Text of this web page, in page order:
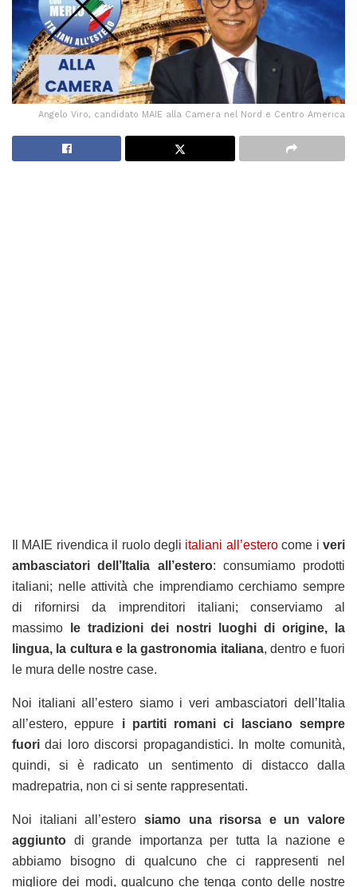
Angelo Viro, candidato MAIE alla Camera nel Nord e Centro America
Il MAIE rivendica il ruolo degli italiani all’esterocome iveri
ambasciatori dell’Italia all’estero: consumiamo prodotti
italiani; nelle attività che imprendiamo cerchiamo sempre
di rifornirsi da imprenditori italiani; conserviamo al
massimo le tradizioni dei nostri luoghi di origine, la
lingua, la cultura e la gastronomia italiana, dentro e fuori
le mura delle nostre case.
Noi italiani all’estero siamo i veri ambasciatori dell’Italia
all’estero, eppure i partiti romani ci lasciano sempre
fuori dai loro discorsi propagandistici. In molte comunità,
quindi, si è radicato un sentimento di distacco dalla
madrepatria, non ci si sente rappresentati.
Noi italiani all’estero siamo una risorsa e un valore
aggiunto di grande importanza per tutta la nazione e
abbiamo bisogno di qualcuno che ci rappresenti nel
migliore dei modi, qualcuno che tenga conto delle nostre